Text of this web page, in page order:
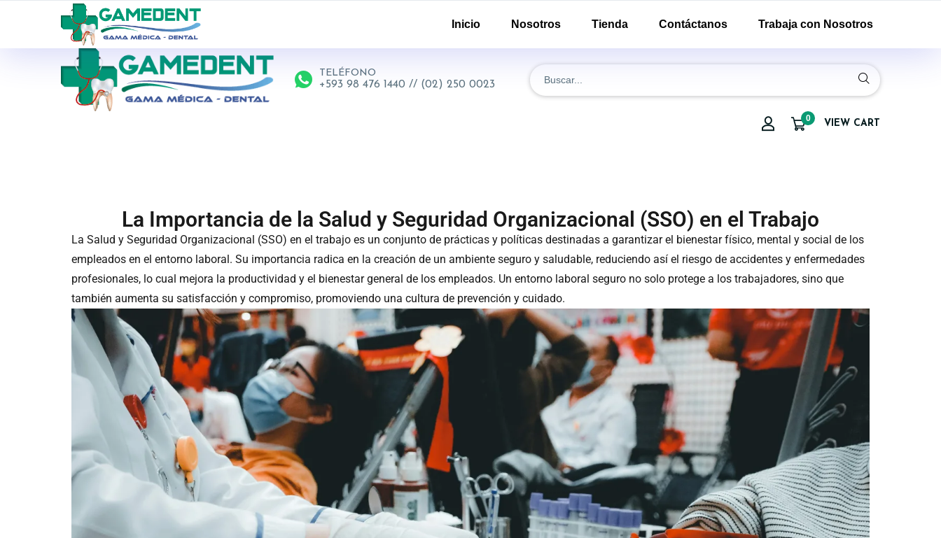
ventas@todolomedico.com
TELÉFONO
+593 98 476 1440 // (02) 250 0023
0 VIEW CART
Inicio Nosotros Tienda Contáctanos Trabaja con Nosotros
La Importancia de la Salud y Seguridad Organizacional (SSO) en el Trabajo
La Salud y Seguridad Organizacional (SSO) en el trabajo es un conjunto de prácticas y políticas destinadas a garantizar el bienestar físico, mental y social de los
empleados en el entorno laboral. Su importancia radica en la creación de un ambiente seguro y saludable, reduciendo así el riesgo de accidentes y enfermedades
profesionales, lo cual mejora la productividad y el bienestar general de los empleados. Un entorno laboral seguro no solo protege a los trabajadores, sino que
también aumenta su satisfacción y compromiso, promoviendo una cultura de prevención y cuidado.